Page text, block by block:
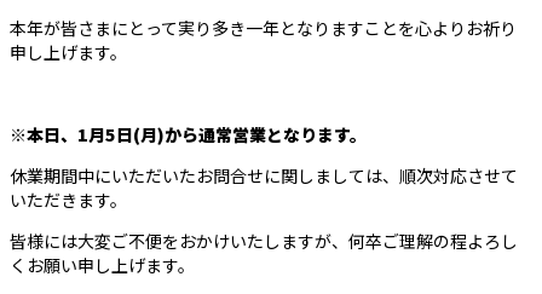
本年が皆さまにとって実り多き一年となりますことを心よりお祈り
申し上げます。
※本日、1月5日(月)から通常営業となります。
休業期間中にいただいたお問合せに関しましては、順次対応させて
いただきます。
皆様には大変ご不便をおかけいたしますが、何卒ご理解の程よろし
くお願い申し上げます。